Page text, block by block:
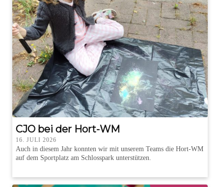
CJO bei der Hort-WM
16. JULI 2026
Auch in diesem Jahr konnten wir mit unserem Teams die Hort-WM
auf dem Sportplatz am Schlosspark unterstützen.